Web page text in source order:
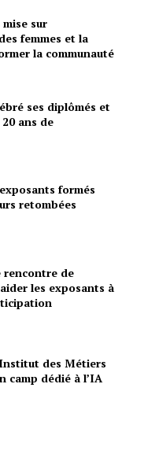
mise sur
femmes et la
la communauté
ses diplômés et
ans de
formés
retombées
rencontre de
les exposants à
des Métiers
camp dédié à l’IA